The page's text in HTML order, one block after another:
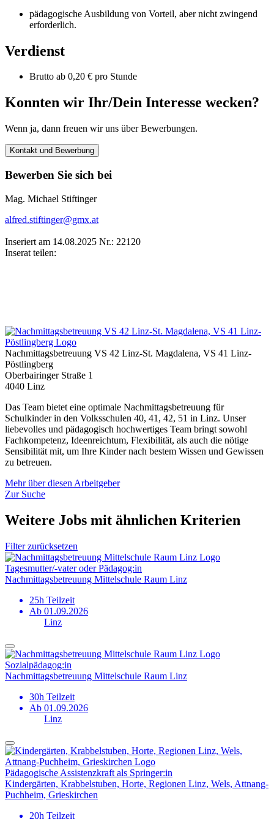
pädagogische Ausbildung von Vorteil, aber nicht zwingend
erforderlich.
Verdienst
Brutto ab 0,20 € pro Stunde
Konnten wir Ihr/Dein Interesse wecken?
Wenn ja, dann freuen wir uns über Bewerbungen.
Kontakt und Bewerbung
Bewerben Sie sich bei
Mag. Michael Stiftinger
alfred.stiftinger@gmx.at
Inseriert am 14.08.2025 Nr.: 22120
Inserat teilen:
Nachmittagsbetreuung VS 42 Linz-St. Magdalena, VS 41 Linz-
Pöstlingberg
Oberbairinger Straße 1
4040 Linz
Das Team bietet eine optimale Nachmittagsbetreuung für
Schulkinder in den Volksschulen 40, 41, 42, 51 in Linz. Unser
liebevolles und pädagogisch hochwertiges Team bringt sowohl
Fachkompetenz, Ideenreichtum, Flexibilität, als auch die nötige
Sensibilität mit, um Ihre Kinder nach bestem Wissen und Gewissen
zu betreuen.
Mehr über diesen Arbeitgeber
Zur Suche
Weitere Jobs mit ähnlichen Kriterien
Filter zurücksetzen
Tagesmutter/-vater oder Pädagog:in
Nachmittags­betreuung Mittelschule Raum Linz
25h Teilzeit
Ab 01.09.2026
Linz
Sozialpädagog:in
Nachmittags­betreuung Mittelschule Raum Linz
30h Teilzeit
Ab 01.09.2026
Linz
Pädagogische Assistenzkraft als Springer:in
Kindergärten, Krabbelstuben, Horte, Regionen Linz, Wels, Attnang-
Puchheim, Grieskirchen
20h Teilzeit